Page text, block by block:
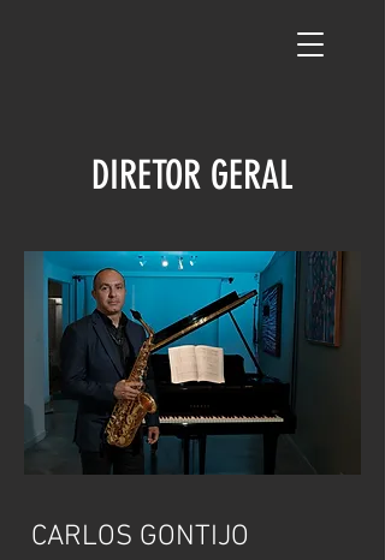
DIRETOR GERAL
CARLOS GONTIJO